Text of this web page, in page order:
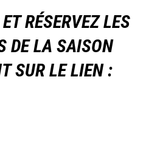
RÉSERVEZ LES
DE LA SAISON
SUR LE LIEN :